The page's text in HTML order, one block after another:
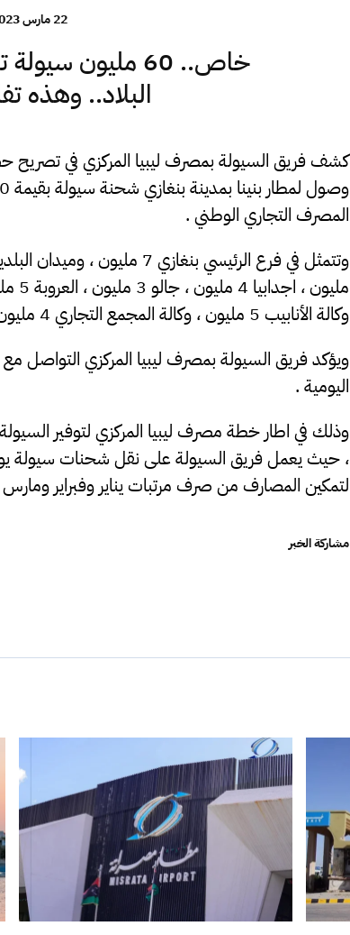
22 مارس 2023
خاص.. 60 مليون
البلاد.. وهذه
كشف فريق السيولة بمصرف ليبيا المركزي في
المصرف التجاري الوطني .
وكالة الأنابيب 5 مليون ، وكالة المجمع التجاري 4 مليون ، آلات السحب الذاتي 5 مليون .
ويؤكد فريق السيولة بمصرف ليبيا المركزي التواصل
اليومية .
وذلك في اطار خطة مصرف ليبيا المركزي لتوفير
، حيث يعمل فريق السيولة على نقل شحنات سيولة
لتمكين المصارف من صرف مرتبات يناير وفبراير ومارس
مشاركة الخبر